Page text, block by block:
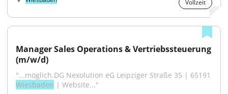
Vollzeit
Manager Sales Operations & Vertriebssteuerung
(m/w/d)
Wiesbaden | Website..."